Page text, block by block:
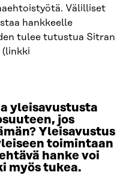
Välilliset
hankkeelle
tulee tutustua Sitran
(linkki
yleisavustusta
jos
Yleisavustus
toimintaan
hanke voi
myös tukea.